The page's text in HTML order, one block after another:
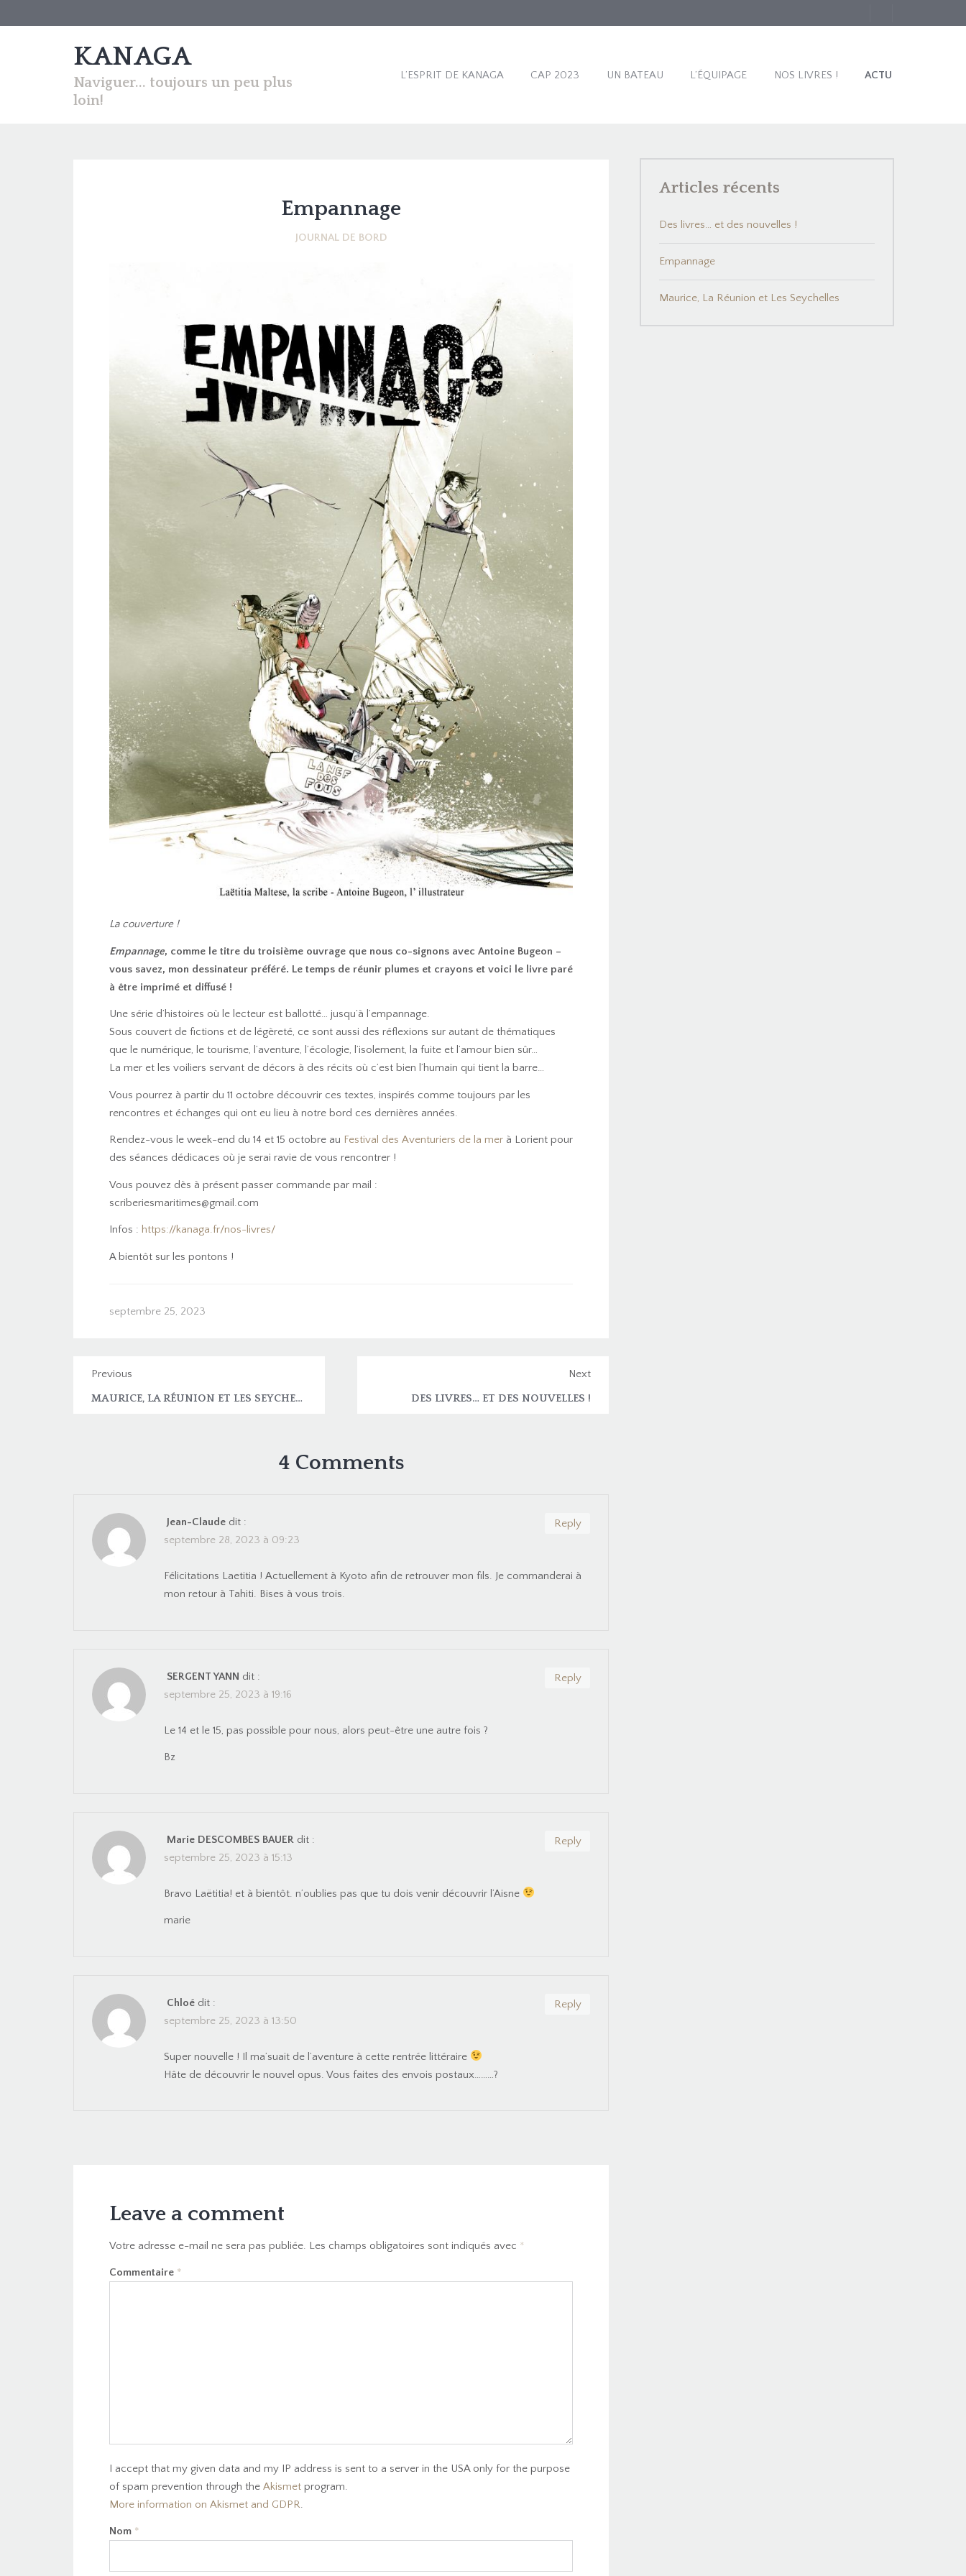
KANAGA
Naviguer... toujours un peu plus
loin!
L’ESPRIT DE KANAGA CAP 2023 UN BATEAU L’ÉQUIPAGE NOS LIVRES ! ACTU
Empannage
JOURNAL DE BORD
La couverture !
Empannage, comme le titre du troisième ouvrage que nous co-signons avec Antoine Bugeon –
vous savez, mon dessinateur préféré. Le temps de réunir plumes et crayons et voici le livre paré
à être imprimé et diffusé !
Une série d’histoires où le lecteur est ballotté… jusqu’à l’empannage.
Sous couvert de fictions et de légèreté, ce sont aussi des réflexions sur autant de thématiques
que le numérique, le tourisme, l’aventure, l’écologie, l’isolement, la fuite et l’amour bien sûr…
La mer et les voiliers servant de décors à des récits où c’est bien l’humain qui tient la barre…
Vous pourrez à partir du 11 octobre découvrir ces textes, inspirés comme toujours par les
rencontres et échanges qui ont eu lieu à notre bord ces dernières années.
Rendez-vous le week-end du 14 et 15 octobre au Festival des Aventuriers de la mer à Lorient pour
des séances dédicaces où je serai ravie de vous rencontrer !
Vous pouvez dès à présent passer commande par mail :
scriberiesmaritimes@gmail.com
Infos : https://kanaga.fr/nos-livres/
A bientôt sur les pontons !
septembre 25, 2023
Previous
MAURICE, LA RÉUNION ET LES SEYCHELLES
Next
DES LIVRES… ET DES NOUVELLES !
4 Comments
Jean-Claude dit :
septembre 28, 2023 à 09:23
Félicitations Laetitia ! Actuellement à Kyoto afin de retrouver mon fils. Je commanderai à
mon retour à Tahiti. Bises à vous trois.
Reply
SERGENT YANN dit :
septembre 25, 2023 à 19:16
Le 14 et le 15, pas possible pour nous, alors peut-être une autre fois ?
Bz
Reply
Marie DESCOMBES BAUER dit :
septembre 25, 2023 à 15:13
Bravo Laëtitia! et à bientôt. n’oublies pas que tu dois venir découvrir l’Aisne
marie
Reply
Chloé dit :
septembre 25, 2023 à 13:50
Super nouvelle ! Il ma’suait de l’aventure à cette rentrée littéraire
Hâte de découvrir le nouvel opus. Vous faites des envois postaux………?
Reply
Leave a comment
Votre adresse e-mail ne sera pas publiée. Les champs obligatoires sont indiqués avec *
Commentaire *
I accept that my given data and my IP address is sent to a server in the USA only for the purpose
of spam prevention through the Akismet program.
More information on Akismet and GDPR.
Nom *
Articles récents
Des livres… et des nouvelles !
Empannage
Maurice, La Réunion et Les Seychelles